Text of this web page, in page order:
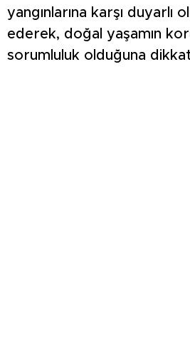
yangınlarına karşı duyarlı
ederek, doğal yaşamın
sorumluluk olduğuna